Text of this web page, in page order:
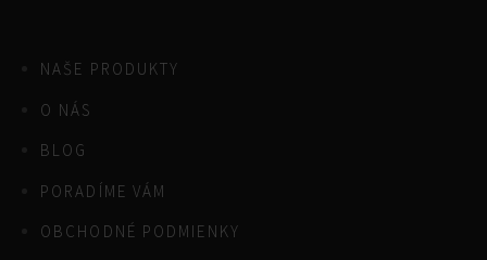
NAŠE PRODUKTY
O NÁS
BLOG
PORADÍME VÁM
OBCHODNÉ PODMIENKY